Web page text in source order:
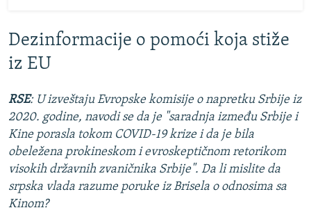
Dezinformacije o pomoći koja stiže
iz EU
RSE: U izveštaju Evropske komisije o napretku Srbije iz
2020. godine, navodi se da je "saradnja između Srbije i
Kine porasla tokom COVID-19 krize i da je bila
obeležena prokineskom i evroskeptičnom retorikom
visokih državnih zvaničnika Srbije". Da li mislite da
srpska vlada razume poruke iz Brisela o odnosima sa
Kinom?